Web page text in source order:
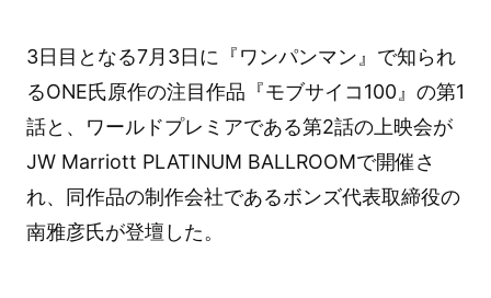
3日目となる7月3日に『ワンパンマン』で知られ
るONE氏原作の注目作品『モブサイコ100』の第1
話と、ワールドプレミアである第2話の上映会が
JW Marriott PLATINUM BALLROOMで開催さ
れ、同作品の制作会社であるボンズ代表取締役の
南雅彦氏が登壇した。